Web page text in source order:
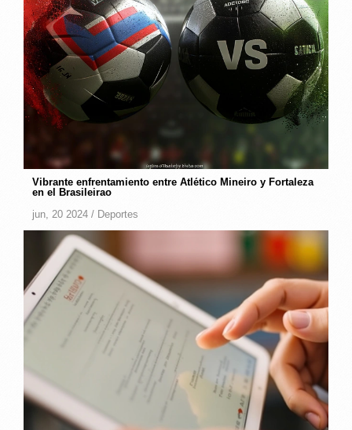
Vibrante enfrentamiento entre Atlético Mineiro y Fortaleza
en el Brasileirao
jun, 20 2024 / Deportes